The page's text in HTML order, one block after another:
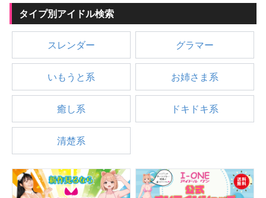
▶新作
▶次回作
発売年月日
▶更新情報
タイプ別アイドル検索
スレンダー グラマー
いもうと系 お姉さま系
癒し系 ドキドキ系
清楚系